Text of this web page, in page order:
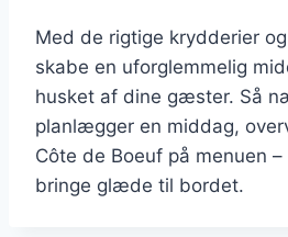
Med de rigtige krydderier
skabe en uforglemmelig
husket af dine gæster. Så
planlægger en middag,
Côte de Boeuf på menuen
bringe glæde til bordet.